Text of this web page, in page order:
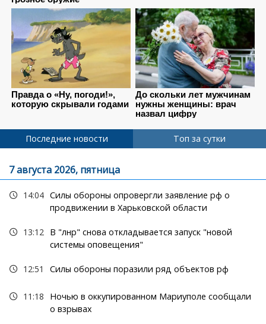
Последние новости Топ за сутки
7 августа 2026, пятница
14:04 Силы обороны опровергли заявление рф о
продвижении в Харьковской области
13:12 В "лнр" снова откладывается запуск "новой
системы оповещения"
12:51 Силы обороны поразили ряд объектов рф
11:18
Ночью в оккупированном Мариуполе сообщали
о взрывах